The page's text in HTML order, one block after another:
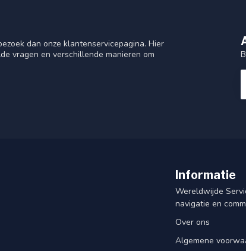
dan onze klantenservicepagina. Hier
vragen en verschillende manieren om
Informatie
Wereldwijde
navigatie en
Over ons
Algemene